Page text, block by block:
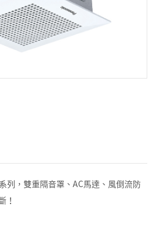
列，雙重隔音罩、AC馬達、風倒流防
！